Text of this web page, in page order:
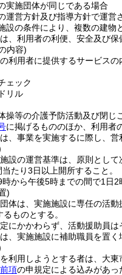
実施団体が同じである場合
運営方針及び指導方針で運営
設の条件により、複数の建物
、利用者の利便、安全及び保
内容)
利用者に提供するサービスの
ェック
リル
操等の介護予防活動及び閉じ
に掲げるもののほか、利用者
、事業を実施するに際し、
設の運営基準は、原則として
当たり3日以上開所すること。
時から午後5時までの間で1日2
)
体は、実施施設に専任の活
ものとする。
にかかわらず、活動援助員
、実施施設に補助職員を置
利用しようとする者は、大
前項の申規定による込みがあ